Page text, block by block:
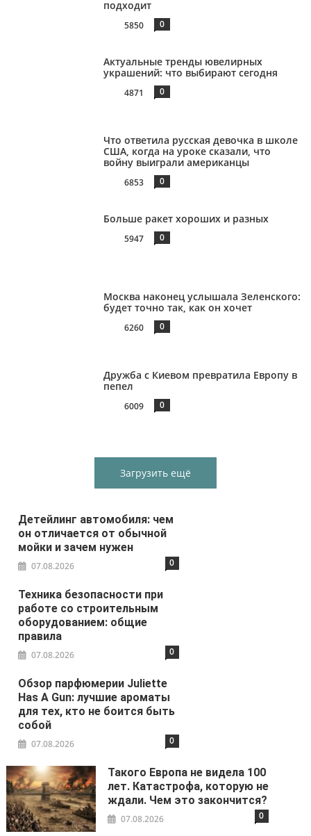
подходит
5850 0
Актуальные тренды ювелирных
украшений: что выбирают сегодня
4871 0
Что ответила русская девочка в школе
США, когда на уроке сказали, что
войну выиграли американцы
6853 0
Больше ракет хороших и разных
5947 0
Москва наконец услышала Зеленского:
будет точно так, как он хочет
6260 0
Дружба с Киевом превратила Европу в
пепел
6009 0
Загрузить ещё
Детейлинг автомобиля: чем
он отличается от обычной
мойки и зачем нужен
07.08.2026 0
Техника безопасности при
работе со строительным
оборудованием: общие
правила
07.08.2026 0
Обзор парфюмерии Juliette
Has A Gun: лучшие ароматы
для тех, кто не боится быть
собой
07.08.2026 0
Такого Европа не видела 100
лет. Катастрофа, которую не
ждали. Чем это закончится?
07.08.2026 0